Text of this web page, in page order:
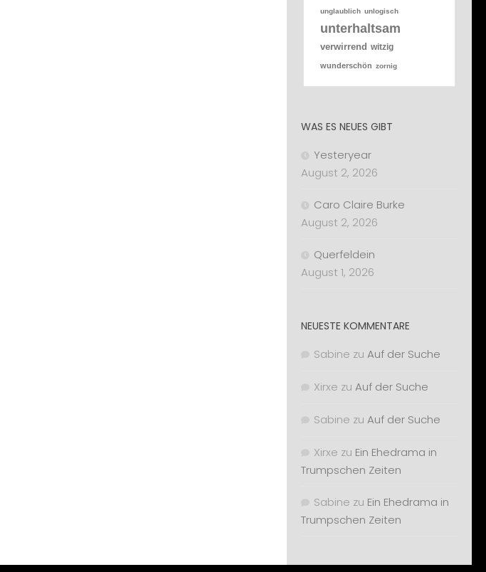
unglaublich unlogisch
unterhaltsam
verwirrend witzig
wunderschön zornig
WAS ES NEUES GIBT
Yesteryear
August 2, 2026
Caro Claire Burke
August 2, 2026
Querfeldein
August 1, 2026
NEUESTE KOMMENTARE
Sabine zu Auf der Suche
Xirxe zu Auf der Suche
Sabine zu Auf der Suche
Xirxe zu Ein Ehedrama in
Trumpschen Zeiten
Sabine zu Ein Ehedrama in
Trumpschen Zeiten